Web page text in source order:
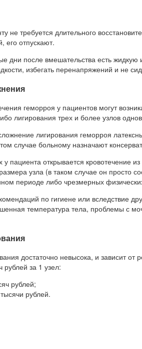
не требуется длительного
его отпускают.
дни после вмешательства есть
избегать перенапряжений и не
геморроя у пациентов могут
лигирования трех и более узлов
лигирования геморроя
случае больному назначают
у пациента открывается кровотечение
узла (в таком случае он просто
периоде либо чрезмерных
по гигиене или вследствие
температура тела, проблемы с
достаточно невысока, и зависит
рублей за 1 узел:
рублей;
рублей.